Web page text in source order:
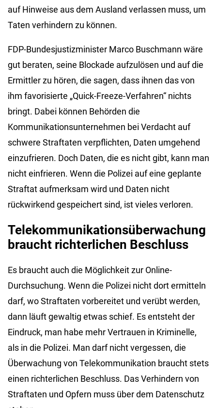
auf Hinweise aus dem Ausland verlassen muss, um
Taten verhindern zu können.
FDP-Bundesjustizminister Marco Buschmann wäre
gut beraten, seine Blockade aufzulösen und auf die
Ermittler zu hören, die sagen, dass ihnen das von
ihm favorisierte „Quick-Freeze-Verfahren“ nichts
bringt. Dabei können Behörden die
Kommunikationsunternehmen bei Verdacht auf
schwere Straftaten verpflichten, Daten umgehend
einzufrieren. Doch Daten, die es nicht gibt, kann man
nicht einfrieren. Wenn die Polizei auf eine geplante
Straftat aufmerksam wird und Daten nicht
rückwirkend gespeichert sind, ist vieles verloren.
Telekommunikationsüberwachung
braucht richterlichen Beschluss
Es braucht auch die Möglichkeit zur Online-
Durchsuchung. Wenn die Polizei nicht dort ermitteln
darf, wo Straftaten vorbereitet und verübt werden,
dann läuft gewaltig etwas schief. Es entsteht der
Eindruck, man habe mehr Vertrauen in Kriminelle,
als in die Polizei. Man darf nicht vergessen, die
Überwachung von Telekommunikation braucht stets
einen richterlichen Beschluss. Das Verhindern von
Straftaten und Opfern muss über dem Datenschutz